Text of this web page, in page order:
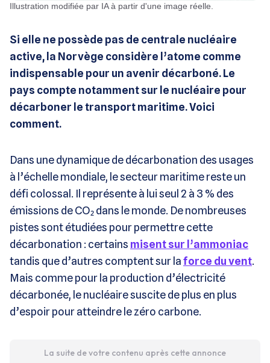
Illustration modifiée par IA à partir d'une image réelle.
Si elle ne possède pas de centrale nucléaire
active, la Norvège considère l’atome comme
indispensable pour un avenir décarboné. Le
pays compte notamment sur le nucléaire pour
décarboner le transport maritime. Voici
comment.
Dans une dynamique de décarbonation des usages
à l’échelle mondiale, le secteur maritime reste un
défi colossal. Il représente à lui seul 2 à 3 % des
émissions de CO₂ dans le monde. De nombreuses
pistes sont étudiées pour permettre cette
décarbonation : certains misent sur l’ammoniac
tandis que d’autres comptent sur laforce du vent.
Mais comme pour la production d’électricité
décarbonée, le nucléaire suscite de plus en plus
d’espoir pour atteindre le zéro carbone.
La suite de votre contenu après cette annonce